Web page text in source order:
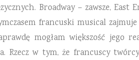
Broadway – zawsze,
francuski musical
mogłam większość jego
Rzecz w tym, że francuscy